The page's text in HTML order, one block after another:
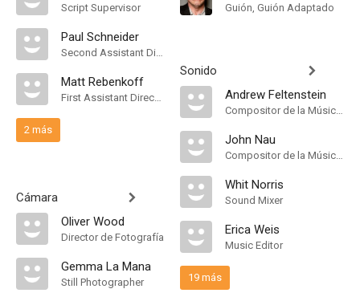
Script Supervisor
Paul Schneider
Second Assistant Director
Matt Rebenkoff
First Assistant Director
2 más
Cámara
Oliver Wood
Director de Fotografía
Gemma La Mana
Still Photographer
Guión, Guión Adaptado
Sonido
Andrew Feltenstein
Compositor de la Música Original
John Nau
Compositor de la Música Original
Whit Norris
Sound Mixer
Erica Weis
Music Editor
19 más